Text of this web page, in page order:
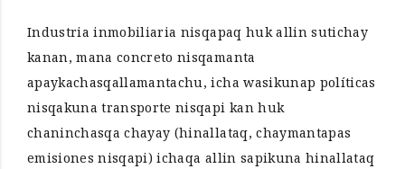
Industria inmobiliaria nisqapaq huk allin sutichay
kanan, mana concreto nisqamanta
apaykachasqallamantachu, icha wasikunap políticas
nisqakuna transporte nisqapi kan huk
chaninchasqa chayay (hinallataq, chaymantapas
emisiones nisqapi) ichaqa allin sapikuna hinallataq